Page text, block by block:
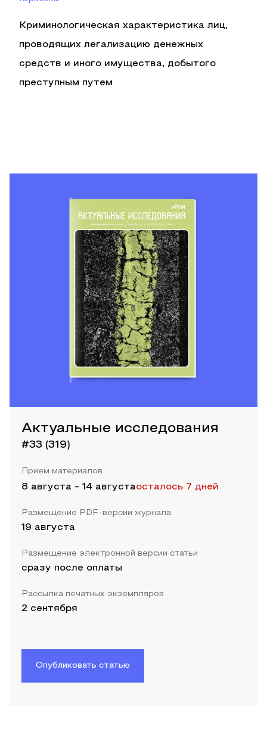
Криминологическая характеристика лиц,
проводящих легализацию денежных
средств и иного имущества, добытого
преступным путем
Актуальные исследования
#33 (319)
Прием материалов
8 августа - 14 августаосталось 7 дней
Размещение PDF-версии журнала
19 августа
Размещение электронной версии статьи
сразу после оплаты
Рассылка печатных экземпляров
2 сентября
Опубликовать статью